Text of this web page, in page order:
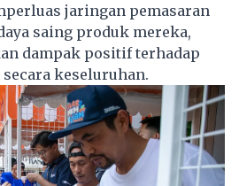
jaringan pemasaran
saing produk mereka,
dampak positif terhadap
keseluruhan.